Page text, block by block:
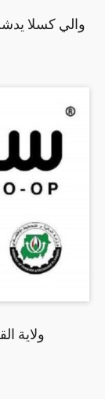
والي كسلا
ولاية